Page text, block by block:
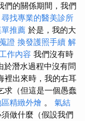
們的關係期間，我們
尋找專業的醫美診所
推薦 於是，我的大
證 換發護照手續 解
作內容 我們沒有時
於潛水過程中沒有問
裡出來時，我的右耳
求（但這是一個愚蠢
精緻外燴 。 氣結
做什麼（假設我們